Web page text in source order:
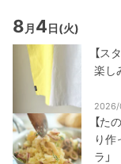
8 月4日(火)
【ス
楽し
【た
り作
ラ」